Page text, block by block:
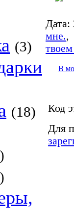
(3)
(18)
Дата:
мне.
В
Код
Для